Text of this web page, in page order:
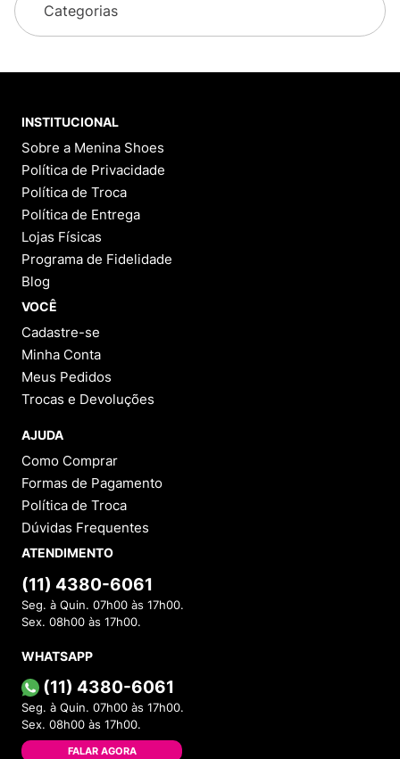
Categorias
INSTITUCIONAL
Sobre a Menina Shoes
Política de Privacidade
Política de Troca
Política de Entrega
Lojas Físicas
Programa de Fidelidade
Blog
VOCÊ
Cadastre-se
Minha Conta
Meus Pedidos
Trocas e Devoluções
AJUDA
Como Comprar
Formas de Pagamento
Política de Troca
Dúvidas Frequentes
ATENDIMENTO
(11) 4380-6061
Seg. à Quin. 07h00 às 17h00.
Sex. 08h00 às 17h00.
WHATSAPP
(11) 4380-6061
Seg. à Quin. 07h00 às 17h00.
Sex. 08h00 às 17h00.
FALAR AGORA